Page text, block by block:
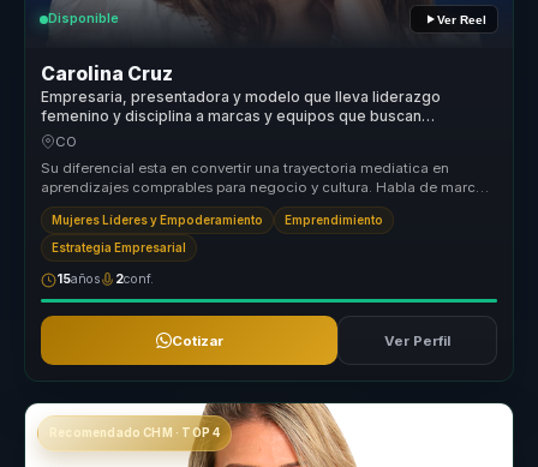
Disponible Ver Reel
Carolina Cruz
Empresaria, presentadora y modelo que lleva liderazgo
femenino y disciplina a marcas y equipos que buscan
crecimiento, visibilidad y resultados sostenibles.
CO
Su diferencial esta en convertir una trayectoria mediatica en
aprendizajes comprables para negocio y cultura. Habla de marca,
disciplina,...
Mujeres Líderes y Empoderamiento Emprendimiento
Estrategia Empresarial
15años 2conf.
Cotizar Ver Perfil
Recomendado CHM · TOP 4